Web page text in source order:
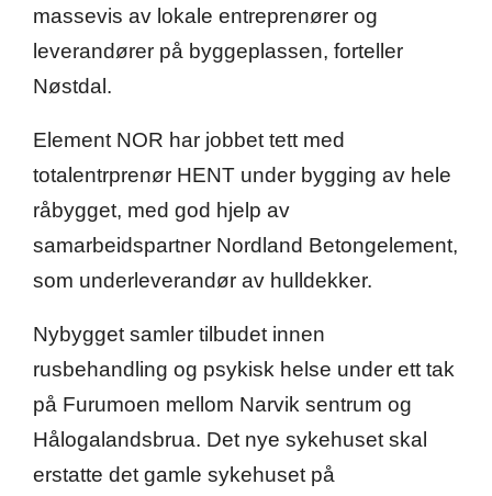
massevis av lokale entreprenører og
leverandører på byggeplassen, forteller
Nøstdal.
Element NOR har jobbet tett med
totalentrprenør HENT under bygging av hele
råbygget, med god hjelp av
samarbeidspartner Nordland Betongelement,
som underleverandør av hulldekker.
Nybygget samler tilbudet innen
rusbehandling og psykisk helse under ett tak
på Furumoen mellom Narvik sentrum og
Hålogalandsbrua. Det nye sykehuset skal
erstatte det gamle sykehuset på